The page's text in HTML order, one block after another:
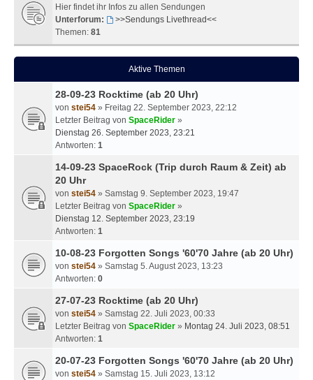
Hier findet ihr Infos zu allen Sendungen
Unterforum:
>>Sendungs Livethread<<
Themen: 81
Aktive Themen
28-09-23 Rocktime (ab 20 Uhr)
von stei54 » Freitag 22. September 2023, 22:12
Letzter Beitrag von SpaceRider »
Dienstag 26. September 2023, 23:21
Antworten: 1
14-09-23 SpaceRock (Trip durch Raum & Zeit) ab
20 Uhr
von stei54 » Samstag 9. September 2023, 19:47
Letzter Beitrag von SpaceRider »
Dienstag 12. September 2023, 23:19
Antworten: 1
10-08-23 Forgotten Songs '60'70 Jahre (ab 20 Uhr)
von stei54 » Samstag 5. August 2023, 13:23
Antworten: 0
27-07-23 Rocktime (ab 20 Uhr)
von stei54 » Samstag 22. Juli 2023, 00:33
Letzter Beitrag von SpaceRider » Montag 24. Juli 2023, 08:51
Antworten: 1
20-07-23 Forgotten Songs '60'70 Jahre (ab 20 Uhr)
von stei54 » Samstag 15. Juli 2023, 13:12